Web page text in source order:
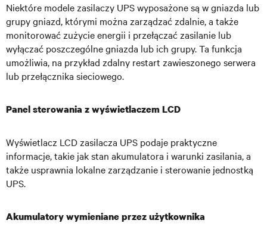
Niektóre modele zasilaczy UPS wyposażone są w gniazda lub
grupy gniazd, którymi można zarządzać zdalnie, a także
monitorować zużycie energii i przełączać zasilanie lub
wyłączać poszczególne gniazda lub ich grupy. Ta funkcja
umożliwia, na przykład zdalny restart zawieszonego serwera
lub przełącznika sieciowego.
Panel sterowania z wyświetlaczem LCD
Wyświetlacz LCD zasilacza UPS podaje praktyczne
informacje, takie jak stan akumulatora i warunki zasilania, a
także usprawnia lokalne zarządzanie i sterowanie jednostką
UPS.
Akumulatory wymieniane przez użytkownika